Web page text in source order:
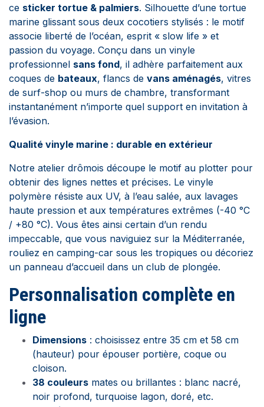
ce sticker tortue & palmiers. Silhouette d’une tortue
marine glissant sous deux cocotiers stylisés : le motif
associe liberté de l’océan, esprit « slow life » et
passion du voyage. Conçu dans un vinyle
professionnel sans fond, il adhère parfaitement aux
coques de bateaux, flancs de vans aménagés, vitres
de surf-shop ou murs de chambre, transformant
instantanément n’importe quel support en invitation à
l’évasion.
Qualité vinyle marine : durable en extérieur
Notre atelier drômois découpe le motif au plotter pour
obtenir des lignes nettes et précises. Le vinyle
polymère résiste aux UV, à l’eau salée, aux lavages
haute pression et aux températures extrêmes (-40 °C
/ +80 °C). Vous êtes ainsi certain d’un rendu
impeccable, que vous naviguiez sur la Méditerranée,
rouliez en camping-car sous les tropiques ou décoriez
un panneau d’accueil dans un club de plongée.
Personnalisation complète en
ligne
Dimensions : choisissez entre 35 cm et 58 cm
(hauteur) pour épouser portière, coque ou
cloison.
38 couleurs mates ou brillantes : blanc nacré,
noir profond, turquoise lagon, doré, etc.